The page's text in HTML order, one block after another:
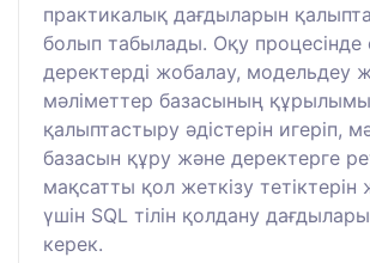
практикалық дағдыларын
болып табылады. Оқу процесінде
деректерді жобалау, модельдеу
мәліметтер базасының
қалыптастыру әдістерін игеріп,
базасын құру және деректерге
мақсатты қол жеткізу тетіктерін
үшін SQL тілін қолдану
керек.